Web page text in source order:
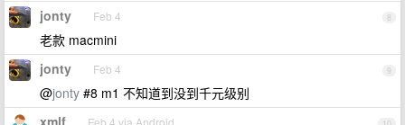
8
jonty Feb 4
老款 macmini
9
jonty Feb 4
@jonty #8 m1 不知道到没到千元级别
xmlf Feb 4 via Android